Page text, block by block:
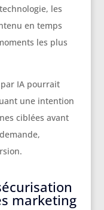
les
en temps
les plus
IA pourrait
une intention
ciblées avant
marketing